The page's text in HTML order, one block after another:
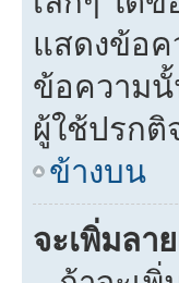
แสดงข้อค
ข้อความนั้
ผู้ใช้ปรกติ
ข้างบน
จะเพิ่มลา